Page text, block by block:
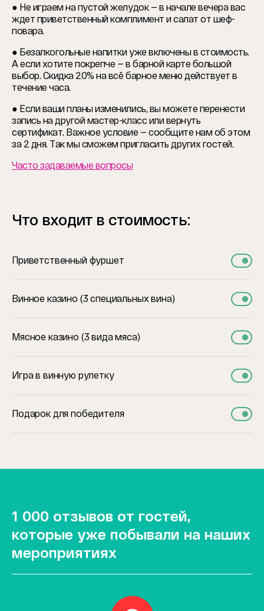
● Не играем на пустой желудок — в начале вечера вас
ждет приветственный комплимент и салат от шеф-
повара.
● Безалкогольные напитки уже включены в стоимость.
А если хотите покрепче — в барной карте большой
выбор. Скидка 20% на всё барное меню действует в
течение часа.
● Если ваши планы изменились, вы можете перенести
запись на другой мастер-класс или вернуть
сертификат. Важное условие — сообщите нам об этом
за 2 дня. Так мы сможем пригласить других гостей.
Часто задаваемые вопросы
Что входит в стоимость:
Приветственный фуршет
Винное казино (3 специальных вина)
Мясное казино (3 вида мяса)
Игра в винную рулетку
Подарок для победителя
1 000 отзывов от гостей,
которые уже побывали на наших
мероприятиях